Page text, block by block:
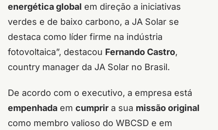
energética global em direção a iniciativas
verdes e de baixo carbono, a JA Solar se
destaca como líder firme na indústria
fotovoltaica”, destacou Fernando Castro,
country manager da JA Solar no Brasil.
De acordo com o executivo, a empresa está
empenhada em cumprir a sua missão original
como membro valioso do WBCSD e em